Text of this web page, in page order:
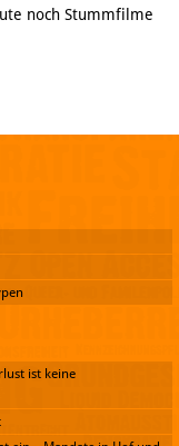
noch Stummfilme
ist keine